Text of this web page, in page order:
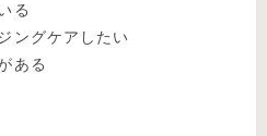
る
ングケアしたい
ある